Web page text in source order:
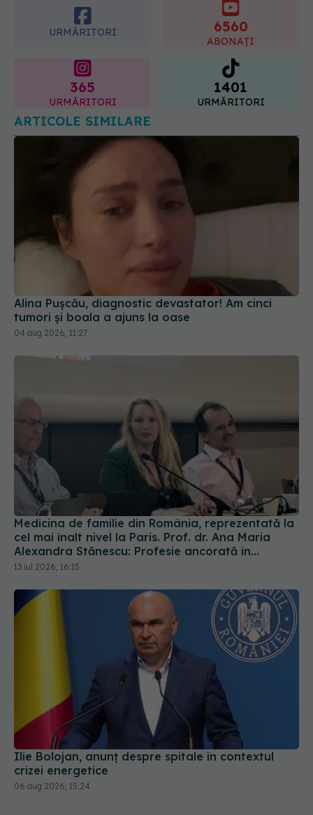
365 1401
ARTICOLE SIMILARE
Alina Pușcău, diagnostic devastator! Am cinci
tumori și boala a ajuns la oase
Medicina de familie din România, reprezentată la
cel mai înalt nivel la Paris. Prof. dr. Ana Maria
Alexandra Stănescu: Profesie ancorată în
comunitate
13 iul 2026, 16:15
Ilie Bolojan, anunț despre spitale în contextul
crizei energetice
06 aug 2026, 15:24